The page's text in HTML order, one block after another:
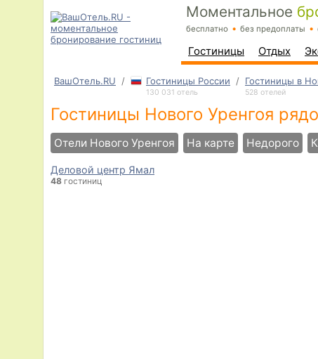
Моментальное
бесплатно • без предоплаты •
Гостиницы Отдых
ВашОтель.RU / Гостиницы России
130 031 отель
/ Гостиницы в
528 отелей
Гостиницы Нового Уренгоя
Отели Нового Уренгоя На карте Недорого
Деловой центр Ямал
48 гостиниц